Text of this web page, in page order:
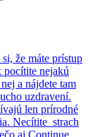
že máte prístup
nejakú
a nájdete tam
uzdravení.
len prírodné
Necítite strach
aj,Continue